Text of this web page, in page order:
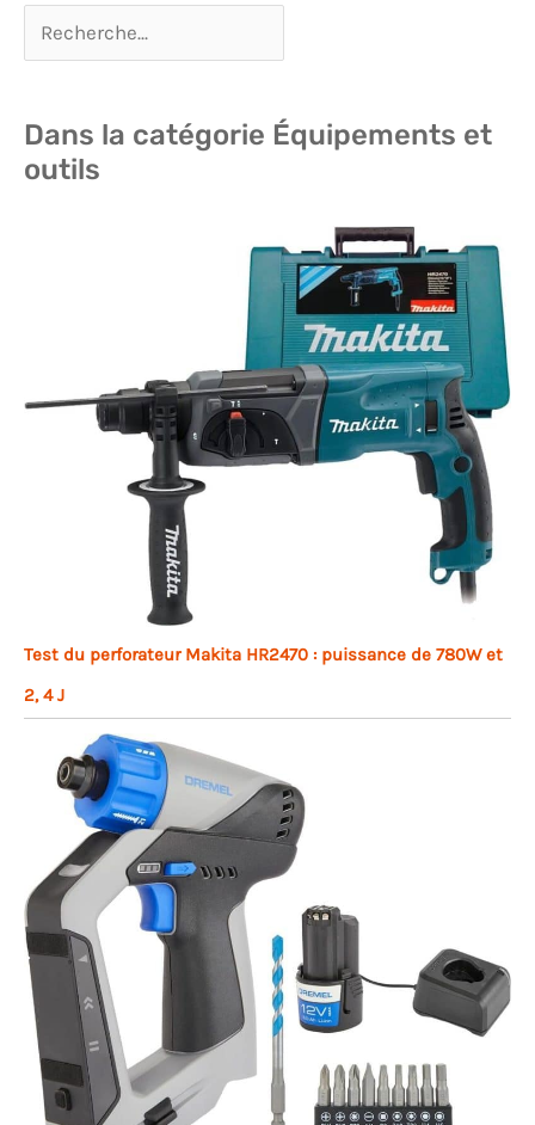
Dans la catégorie Équipements et
outils
Test du perforateur Makita HR2470 : puissance de 780W et
2, 4 J